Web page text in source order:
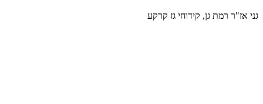
גני אז"ר רמת גן, קידוחי גז קרקע